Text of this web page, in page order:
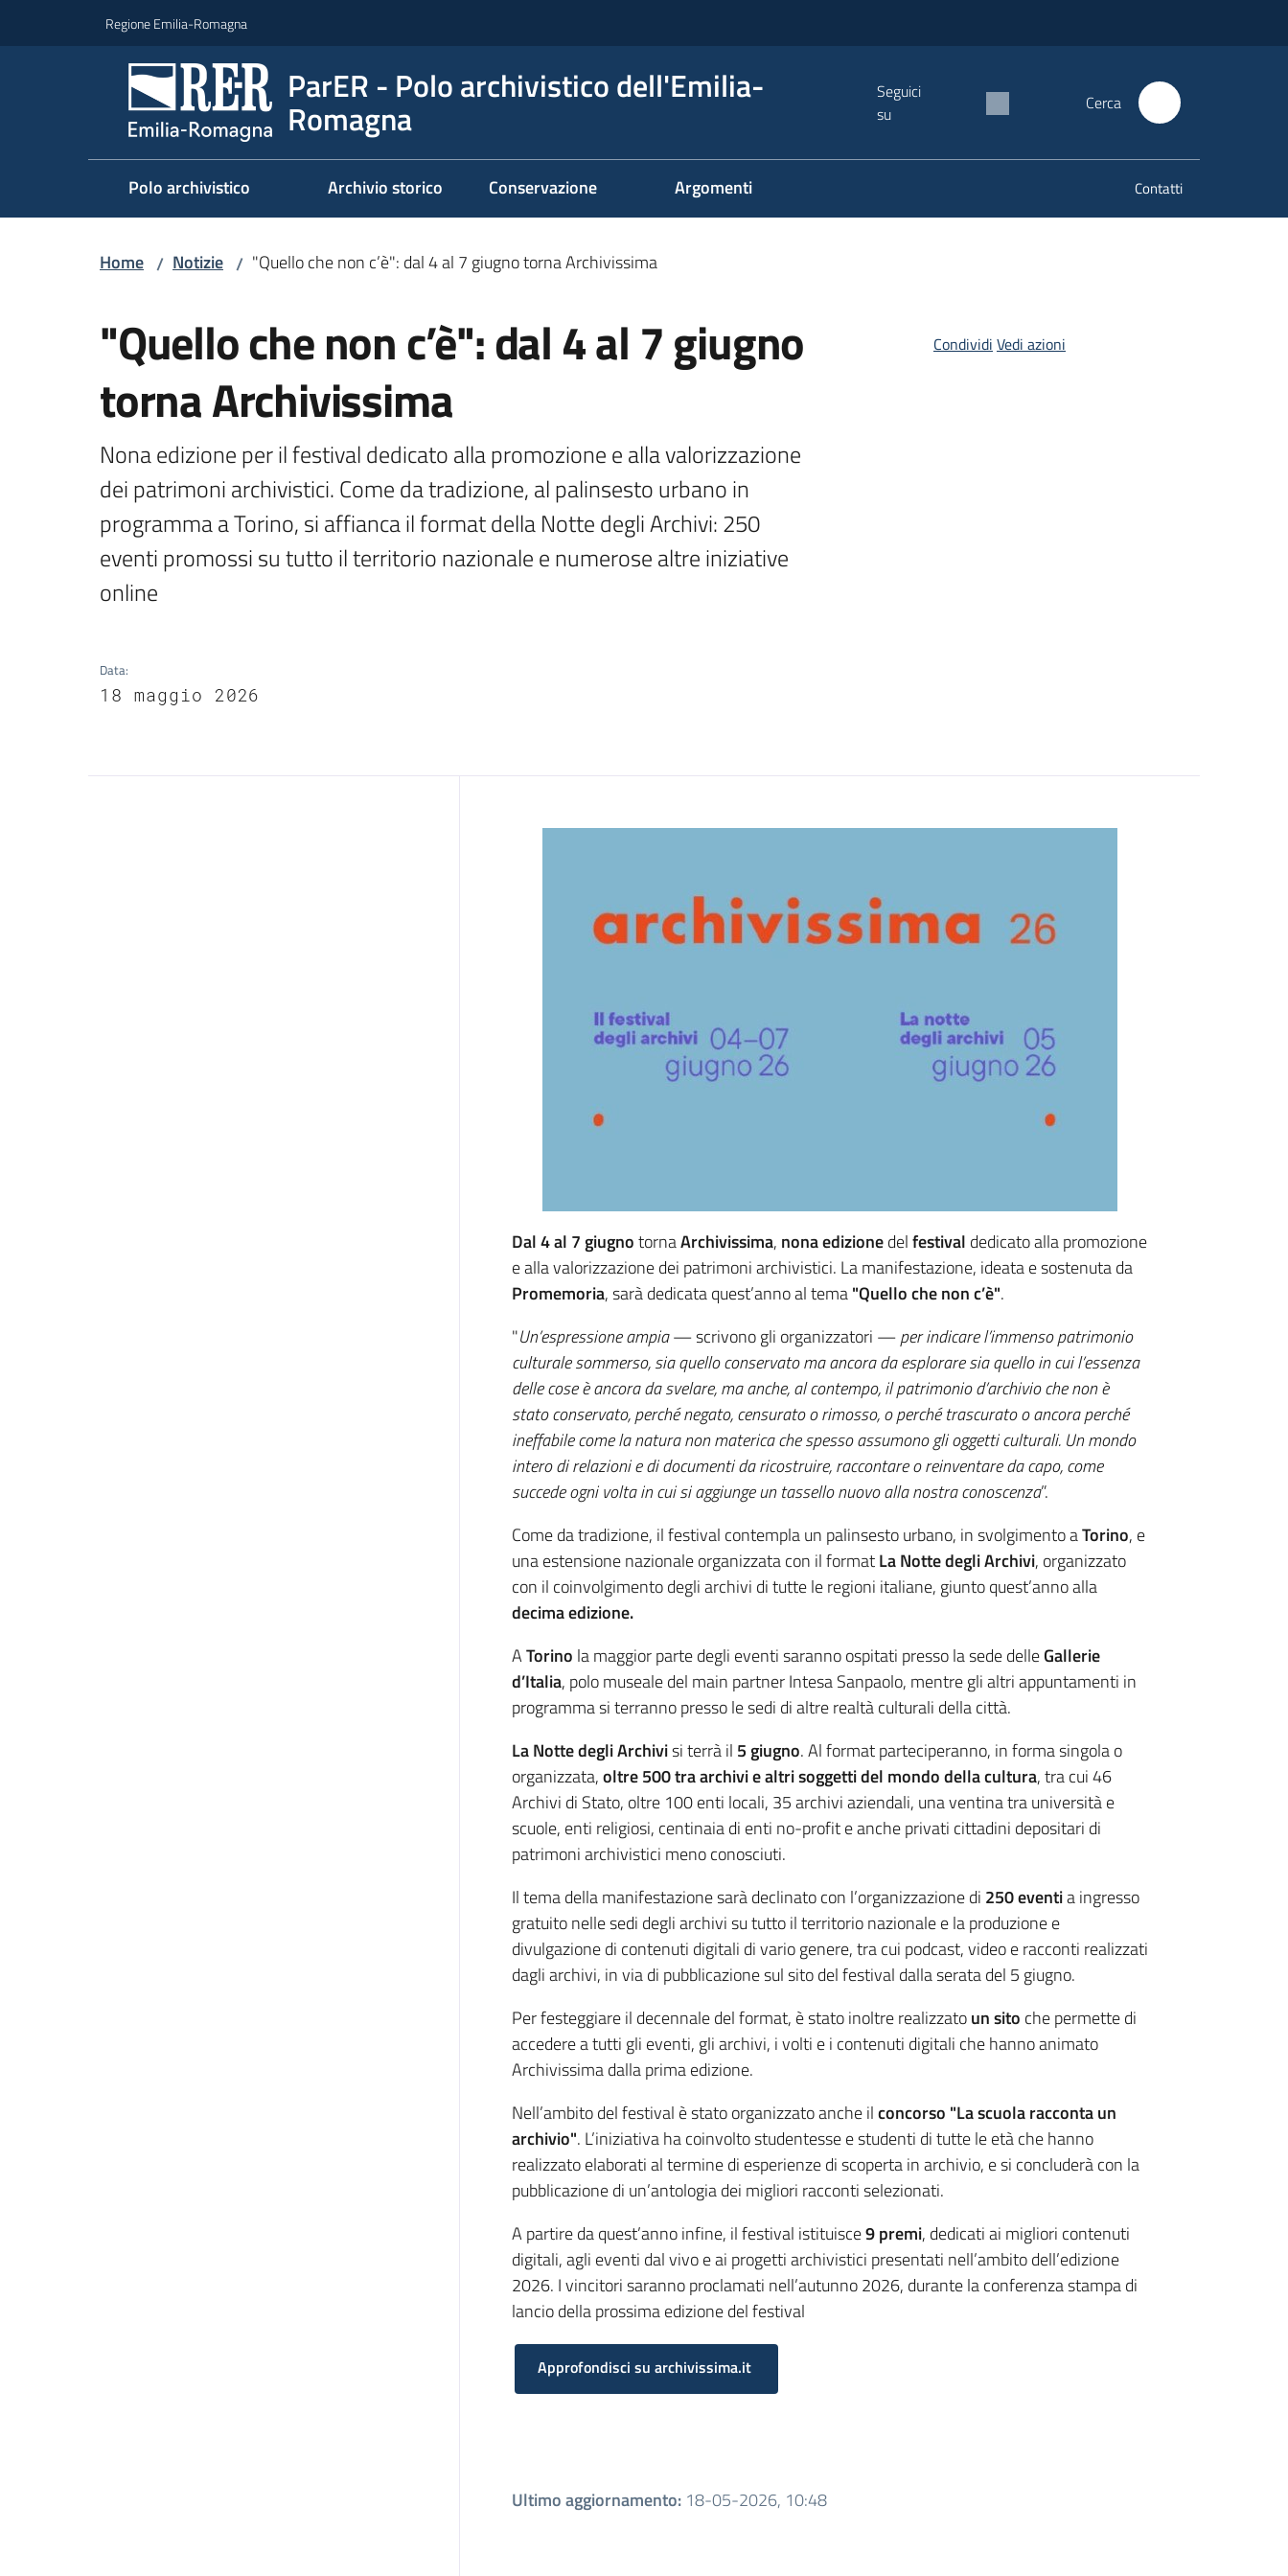
Regione Emilia-Romagna
ParER - Polo archivistico dell'Emilia-
Romagna
Seguici
su
Cerca
Polo archivistico Archivio storico Conservazione Argomenti Contatti
Home / Notizie / "Quello che non c’è": dal 4 al 7 giugno torna Archivissima
"Quello che non c’è": dal 4 al 7 giugno
torna Archivissima
Nona edizione per il festival dedicato alla promozione e alla valorizzazione
dei patrimoni archivistici. Come da tradizione, al palinsesto urbano in
programma a Torino, si affianca il format della Notte degli Archivi: 250
eventi promossi su tutto il territorio nazionale e numerose altre iniziative
online
Data:
18 maggio 2026
Condividi Vedi azioni
Dal 4 al 7 giugnotornaArchivissima, nona edizionedelfestival dedicato alla promozione
e alla valorizzazione dei patrimoni archivistici. La manifestazione, ideata e sostenuta da
Promemoria, sarà dedicata quest’anno al tema"Quello che non c’è".
"Un’espressione ampia— scrivono gli organizzatori —per indicare l’immenso patrimonio
culturale sommerso, sia quello conservato ma ancora da esplorare sia quello in cui l’essenza
delle cose è ancora da svelare, ma anche, al contempo, il patrimonio d’archivio che non è
stato conservato, perché negato, censurato o rimosso, o perché trascurato o ancora perché
ineffabile come la natura non materica che spesso assumono gli oggetti culturali. Un mondo
intero di relazioni e di documenti da ricostruire, raccontare o reinventare da capo, come
succede ogni volta in cui si aggiunge un tassello nuovo alla nostra conoscenza”.
Come da tradizione, il festival contempla un palinsesto urbano, in svolgimento aTorino, e
una estensione nazionale organizzata con il formatLa Notte degli Archivi, organizzato
con il coinvolgimento degli archivi di tutte le regioni italiane, giunto quest’anno alla
decima edizione.
ATorino la maggior parte degli eventi saranno ospitati presso la sede delleGallerie
d’Italia, polo museale del main partner Intesa Sanpaolo, mentre gli altri appuntamenti in
programma si terranno presso le sedi di altre realtà culturali della città.
La Notte degli Archivisi terrà il 5 giugno. Al format parteciperanno, in forma singola o
organizzata,oltre 500 tra archivi e altri soggetti del mondo della cultura, tra cui 46
Archivi di Stato, oltre 100 enti locali, 35 archivi aziendali, una ventina tra università e
scuole, enti religiosi, centinaia di enti no-profit e anche privati cittadini depositari di
patrimoni archivistici meno conosciuti.
Il temadella manifestazione sarà declinato con l’organizzazione di 250 eventia ingresso
gratuito nelle sedi degli archivi su tutto il territorio nazionale e la produzione e
divulgazione di contenuti digitali di vario genere, tra cui podcast, video e racconti realizzati
dagli archivi, in via di pubblicazione sul sito del festival dalla serata del 5 giugno.
Per festeggiare il decennale del format, è stato inoltre realizzatoun sito che permette di
accedere a tutti gli eventi, gli archivi, i volti e i contenuti digitali che hanno animato
Archivissima dalla prima edizione.
Nell’ambito del festival è stato organizzato anche ilconcorso "La scuola racconta un
archivio". L’iniziativa ha coinvolto studentesse e studenti di tutte le età che hanno
realizzato elaborati al termine di esperienze di scoperta in archivio, e si concluderà con la
pubblicazione di un’antologia dei migliori racconti selezionati.
A partire da quest’anno infine, il festival istituisce9 premi, dedicati ai migliori contenuti
digitali, agli eventi dal vivo e ai progetti archivistici presentati nell’ambito dell’edizione
2026. I vincitori saranno proclamati nell’autunno 2026, durante la conferenza stampa di
lancio della prossima edizione del festival
Approfondisci su archivissima.it
Ultimo aggiornamento: 18-05-2026, 10:48